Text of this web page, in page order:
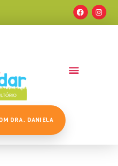
DRA. DANIELA